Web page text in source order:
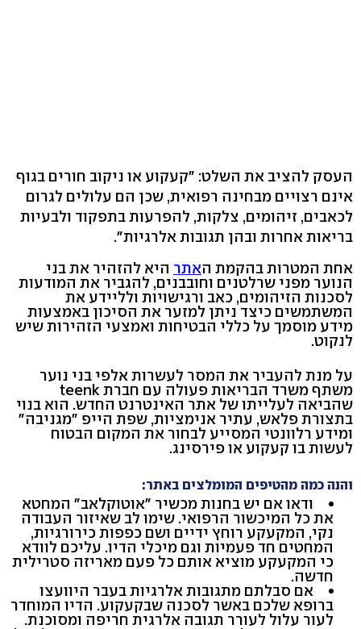
העסק להציב את השלט: "קעקוע או ניקוב חורים בגוף
אינם רצויים מבחינה רפואית, שכן הם עלולים לגרום
לכאבים, זיהומים, צלקות, להפרעות בתפקוד ולבעיות
בריאות אחרות ובהן תגובות אלרגיות".
אחת המטרות בהקמת האתר היא להזהיר את בני
הנוער מפני שרלטנים וחובבנים, להגביר את המודעות
לסכנות הזיהומים, כאב ורגישויות ולליידע את
המשתמשים כיצד ניתן למזער את הסיכון באמצעות
מידע מוסמך על כללי הבטיחות ואמצעי הזהירות שיש
לנקוט.
על מנת להעביר את המסר לעשרות אלפי בני נוער
משתף משרד הבריאות פעולה עם חברת teenk
שהביאה לעלייתו של אתר האינטרנט החדש. הוא בנוי
בתצורת פלאש, עתיר אנימציות, שפת הייפ "מגניבה"
ומידע רלוונטי המסייע לבחור את המקום הבטוח
לעשות בו קעקוע או פירסינג.
והנה כמה מהטיפים המומלצים באתר:
ודאו אם יש בחנות מכשיר "אוטוקלאב" המחטא
את כל המיכשור הרפואי. שימו לב שאיזור העבודה
נקי, המקעקע רוחץ ידיים ושם כפפות כירורגיות,
המחטים חד פעמיות וגם מיכלי הדיו. עליכם לוודא
כי המקעקע מוציא אותם כל פעם מאריזה סטרילית
חדשה.
אם סבלתם מתגובות אלרגיות בעבר היוועצו
ברופא שלכם באשר לסכנה שבקעקוע. הדיו המוחדר
לעור עלול לעורר תגובה אלרגית חריפה ומסוכנת.